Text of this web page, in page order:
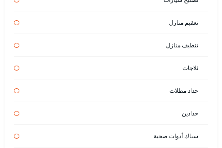
تعقيم منازل
تنظيف منازل
ثلاجات
حداد مظلات
حدادين
سباك أدوات صحية